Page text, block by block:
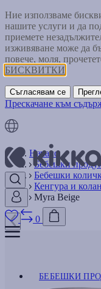
Ние използваме
нашите услуги и да
приемете
изживяване може да
повече, моля,
БИСКВИТКИ
Съгласявам се
Прескачане към
0
БЕБЕШКИ
Начало
Бебешки
Бебешки
Кенгура и
Myra Beige